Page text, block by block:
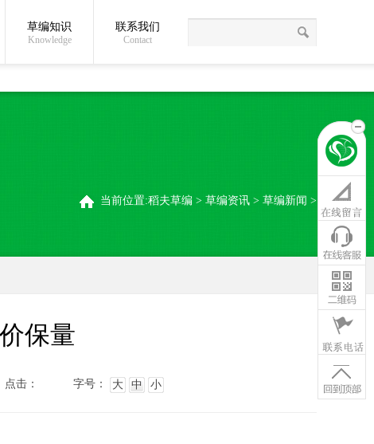
关于我们 草编常识 稻夫草编制品厂
草编知识
Knowledge
联系我们
Contact
当前位置:稻夫草编 > 草编资讯 > 草编新闻 >
保量
点击： 字号： 大 中 小